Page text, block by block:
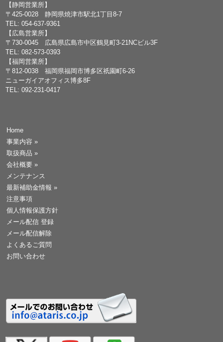
【静岡営業所】
〒425-0028 静岡県焼津市駅北1丁目8-7
TEL: 054-637-9361
【広島営業所】
〒730-0045 広島県広島市中区鶴見町3-21NCビル3F
TEL: 082-573-0393
【福岡営業所】
〒812-0038 福岡県福岡市博多区祇園町6-26
ニューガイアオフィス博多8F
TEL: 092-231-0417
Home
事業内容 »
取扱商品 »
会社概要 »
メンテナンス
最新補助金情報 »
注意事項
個人情報保護方針
メール配信 登録
メール配信解除
よくあるご質問
お問い合わせ